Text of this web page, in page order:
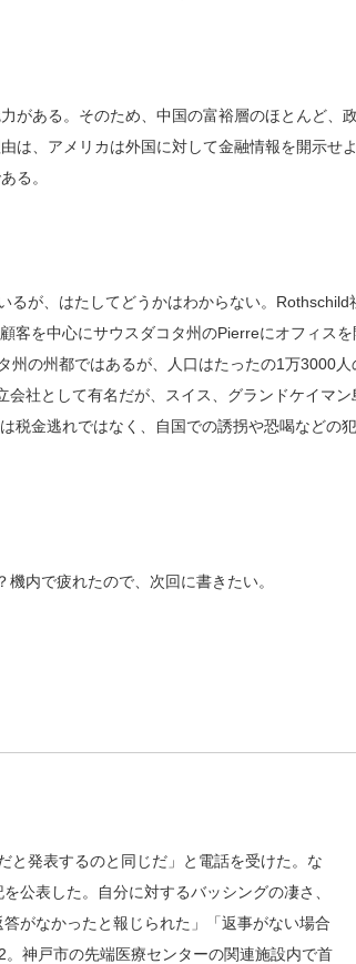
がある。そのため、中国の富裕層のほとんど、
は、アメリカは外国に対して金融情報を開示せ
る。
るが、はたしてどうかはわからない。Rothschild
客を中心にサウスダコタ州のPierreにオフィスを
州の州都ではあるが、人口はたったの1万3000人
社として有名だが、スイス、グランドケイマン
税金逃れではなく、自国での誘拐や恐喝などの
内で疲れたので、次回に書きたい。
と発表するのと同じだ」と電話を受けた。な
公表した。自分に対するバッシングの凄さ、
がなかったと報じられた」「返事がない場合
神戸市の先端医療センターの関連施設内で首